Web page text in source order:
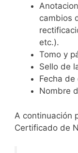
cambios
etc.).
Tomo y
Sello de
Fecha de
Nombre
A continuación
Certificado de